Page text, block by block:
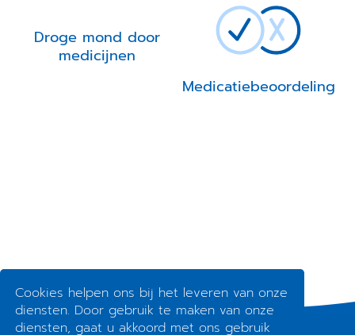
Cookies helpen ons bij het leveren van onze
diensten. Door gebruik te maken van onze
diensten, gaat u akkoord met ons gebruik
Droge mond door
medicijnen
Medicatiebeoordeling